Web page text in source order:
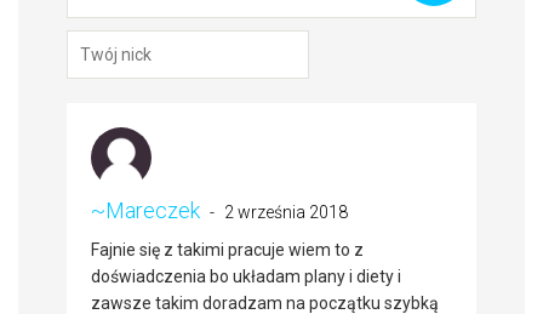
~Mareczek
2 września 2018
Fajnie się z takimi pracuje wiem to z
doświadczenia bo układam plany i diety i
zawsze takim doradzam na początku szybką